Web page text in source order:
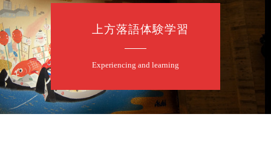
眞／笑福亭仁福／幸助福助（漫才）／桂春若
上方落語体験学習
Experiencing and learning